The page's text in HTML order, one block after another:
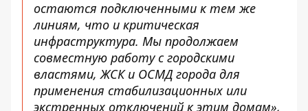
остаются подключенными к тем же
линиям, что и критическая
инфраструктура. Мы продолжаем
совместную работу с городскими
властями, ЖСК и ОСМД города для
применения стабилизационных или
экстренных отключений к этим домам»,